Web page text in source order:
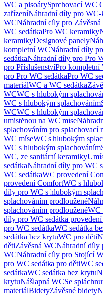
WC a pisoárySprchovací WC
zařízeníNáhradní díly pro WC-
WCNáhradní díly pro Závěsná
WC sedátkaPro WC keramiky
keramikyDesignové panely
kompletní WCNáhradní díly
sedátkaNáhradní díly pro Pro
pro PříslušenstvíPro kompletní
pro Pro WC sedátkaPro WC
materiálWC a WC sedátka
WCWC s hlubokým
WC s hlubokým splachováním
WCWC s hlubokým
umístěnou na WC míse
splachováním pro splachovací
WC míseWC s hlubokým
WC s hlubokým splachováním
WC, ze sanitární keramiky
sedátkaNáhradní díly pro WC
WC sedátkaWC provedení
provedení ComfortWC s
díly pro WC s hlubokým
splachováním prodloužené
splachováním prodlouženéWC
díly pro WC sedátka
pro WC sedátkaWC sedátka
sedátka bez krytuWC pro děti
dětiZávěsná WCNáhradní díly
WCNáhradní díly pro Stojící
pro WC sedátka pro dětiWC
sedátkaWC sedátka bez krytu
krytuNášlapná WCSe
materiálBidetyZávěsné bidety